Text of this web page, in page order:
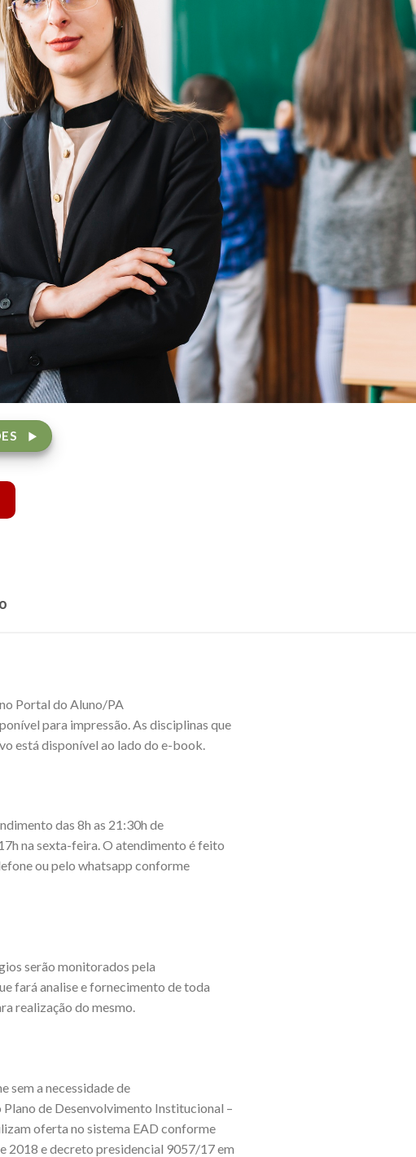
Portal do Aluno/PA
para impressão. As disciplinas que
está disponível ao lado do e-book.
das 8h as 21:30h de
na sexta-feira. O atendimento é feito
ou pelo whatsapp conforme
serão monitorados pela
fará analise e fornecimento de toda
realização do mesmo.
sem a necessidade de
de Desenvolvimento Institucional –
oferta no sistema EAD conforme
2018 e decreto presidencial 9057/17 em